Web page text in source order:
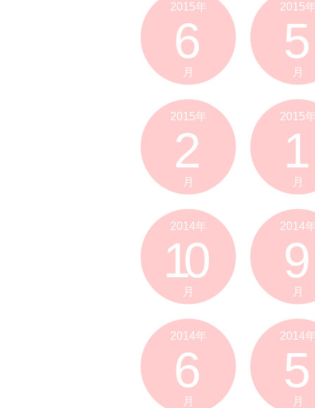
2015年
6
月
2015
5
月
2015年
2
月
2015
1
月
2014年
10
月
2014
9
月
2014年
6
月
2014
5
月